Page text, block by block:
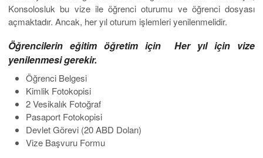
Konsolosluk bu vize ile öğrenci oturumu ve öğrenci dosyası
açmaktadır. Ancak, her yıl oturum işlemleri yenilenmelidir.
Öğrencilerin eğitim öğretim için Her yıl için vize
yenilenmesi gerekir.
Öğrenci Belgesi
Kimlik Fotokopisi
2 Vesikalık Fotoğraf
Pasaport Fotokopisi
Devlet Görevi (20 ABD Doları)
Vize Başvuru Formu